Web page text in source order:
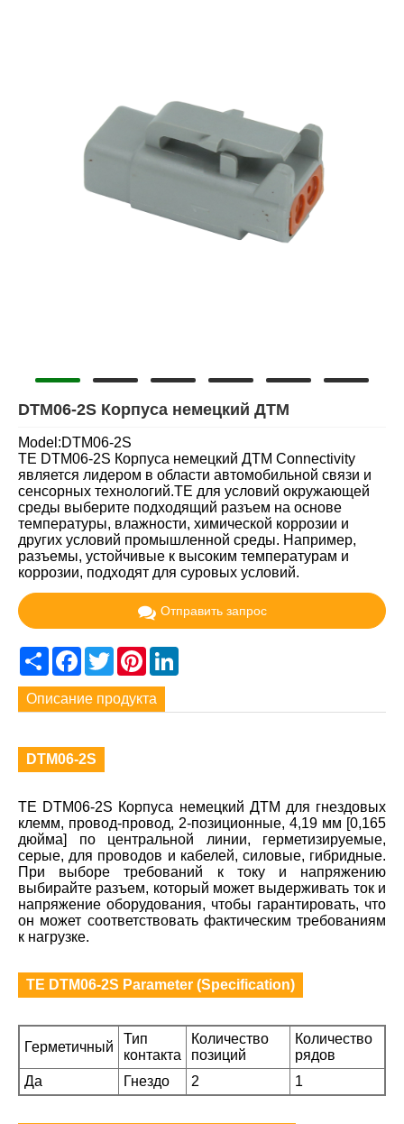
DTM06-2S Корпуса немецкий ДТМ
Model:DTM06-2S
TE DTM06-2S Корпуса немецкий ДТМ Connectivity
является лидером в области автомобильной связи и
сенсорных технологий.TE для условий окружающей
среды выберите подходящий разъем на основе
температуры, влажности, химической коррозии и
других условий промышленной среды. Например,
разъемы, устойчивые к высоким температурам и
коррозии, подходят для суровых условий.
Отправить запрос
ShareFacebook
TwitterPinterest
Описание продукта
DTM06-2S
TE DTM06-2S Корпуса немецкий ДТМ для гнездовых
клемм, провод-провод, 2-позиционные, 4,19 мм [0,165
дюйма] по центральной линии, герметизируемые,
серые, для проводов и кабелей, силовые, гибридные.
При выборе требований к току и напряжению
выбирайте разъем, который может выдерживать ток и
напряжение оборудования, чтобы гарантировать, что
он может соответствовать фактическим требованиям
к нагрузке.
TE DTM06-2S Parameter (Specification)
Герметичный
Тип
контакта
Количество
позиций
Количество
рядов
Да
Гнездо 2 1